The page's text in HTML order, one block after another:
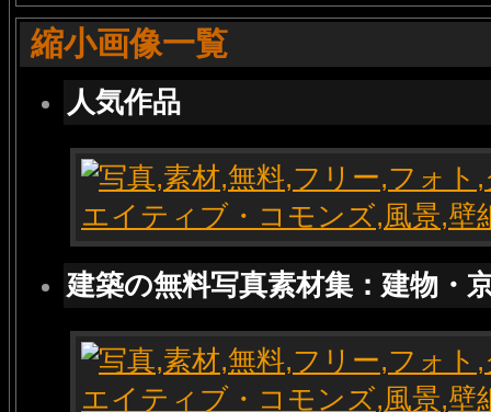
縮小画像一覧
人気作品
建築の無料写真素材集：建物・